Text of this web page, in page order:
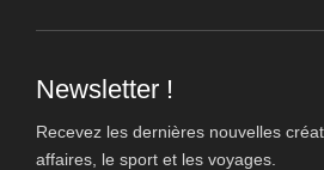
Newsletter !
Recevez les dernières nouvelles
affaires, le sport et les voyages.